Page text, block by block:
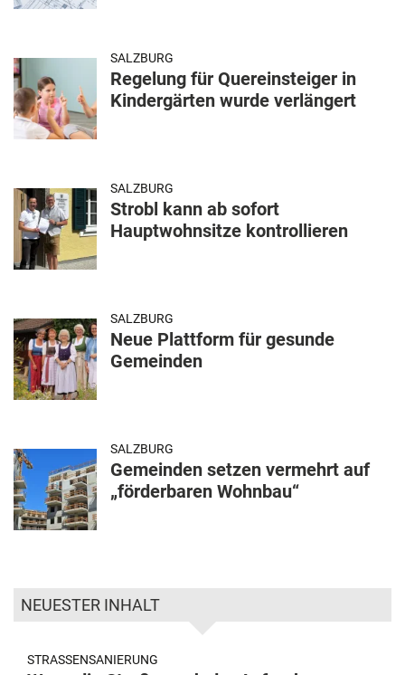
SALZBURG
Regelung für Quereinsteiger in
Kindergärten wurde verlängert
SALZBURG
Strobl kann ab sofort
Hauptwohnsitze kontrollieren
SALZBURG
Neue Plattform für gesunde
Gemeinden
SALZBURG
Gemeinden setzen vermehrt auf
„förderbaren Wohnbau“
NEUESTER INHALT
STRASSENSANIERUNG